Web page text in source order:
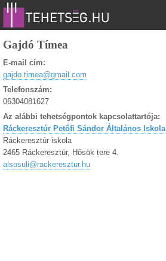
Gajdó Tímea
E-mail cím:
gajdo.timea@gmail.com
Telefonszám:
06304081627
Az alábbi tehetségpontok kapcsolattartója:
Ráckeresztúr Petőfi Sándor Általános Iskola
Ráckeresztúr iskola
2465 Ráckeresztúr, Hősök tere 4.
alsosuli@rackeresztur.hu